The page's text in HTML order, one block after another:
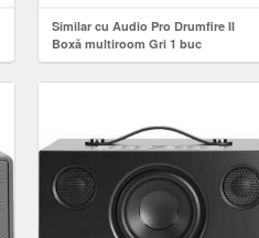
Similar cu Audio Pro Drumfire II
Boxă multiroom Gri 1 buc